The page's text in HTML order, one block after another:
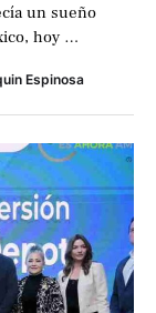
un sueño
hoy …
Espinosa